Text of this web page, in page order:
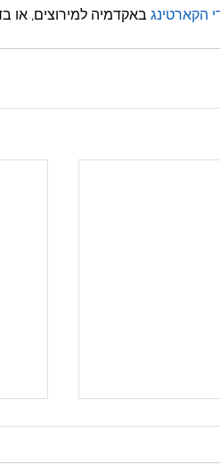
הקארטינג באקדמיה למירוצים, או